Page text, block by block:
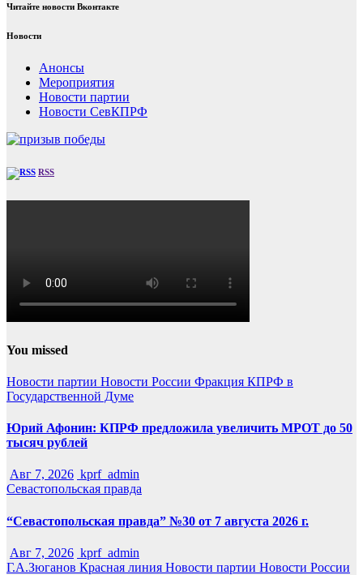
Читайте новости Вконтакте
Новости
Анонсы
Мероприятия
Новости партии
Новости СевКПРФ
RSS
You missed
Новости партии Новости России Фракция КПРФ в
Государственной Думе
Юрий Афонин: КПРФ предложила увеличить МРОТ до 50
тысяч рублей
Авг 7, 2026 kprf_admin
Севастопольская правда
“Севастопольская правда” №30 от 7 августа 2026 г.
Авг 7, 2026 kprf_admin
Г.А.Зюганов Красная линия Новости партии Новости России